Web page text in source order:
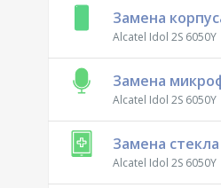
Замена
Alcatel Idol 2S 6050Y
Замена
Alcatel Idol 2S 6050Y
Замена
Alcatel Idol 2S 6050Y